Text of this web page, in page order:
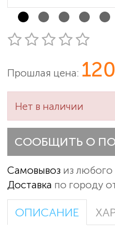
Прошлая цена:
Нет в наличии
СООБЩИТЬ О
Самовывоз из любого
Доставка по городу
ОПИСАНИЕ